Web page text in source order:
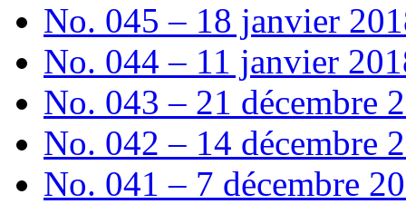
No. 045 – 18 janvier
No. 044 – 11 janvier
No. 043 – 21 décembre
No. 042 – 14 décembre
No. 041 – 7 décembre